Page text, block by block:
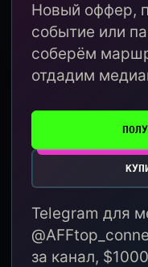
Новый оффер,
событие или
соберём
отдадим
Telegram для
за канал,